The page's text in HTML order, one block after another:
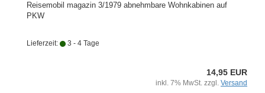
Reisemobil magazin 3/1979 abnehmbare Wohnkabinen auf
PKW
Lieferzeit: 3 - 4 Tage
14,95 EUR
inkl. 7% MwSt. zzgl. Versand